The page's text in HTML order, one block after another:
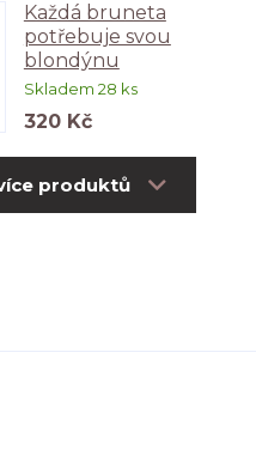
Každá bruneta
potřebuje svou
blondýnu
Skladem 28 ks
320 Kč
produktů